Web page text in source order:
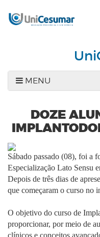
MENU
DOZE
Sábado passado (08), foi a
Especialização Lato Sensu
Depois de três dias de
que começaram o curso no
O objetivo do curso de
proporcionar, por meio de
clínicos e conceitos